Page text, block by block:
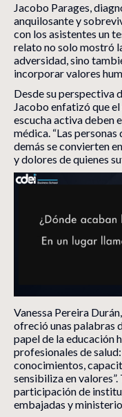
Jacobo Parages,
anquilosante y
con los asistentes un
relato no solo mostró
adversidad, sino
incorporar valores
Desde su perspectiva
Jacobo enfatizó que
escucha activa deben
médica. “Las
demás se convierten
y dolores de quienes
Vanessa Pereira
ofreció unas palabras
papel de la educación
profesionales de
conocimientos,
sensibiliza en
participación de
embajadas y